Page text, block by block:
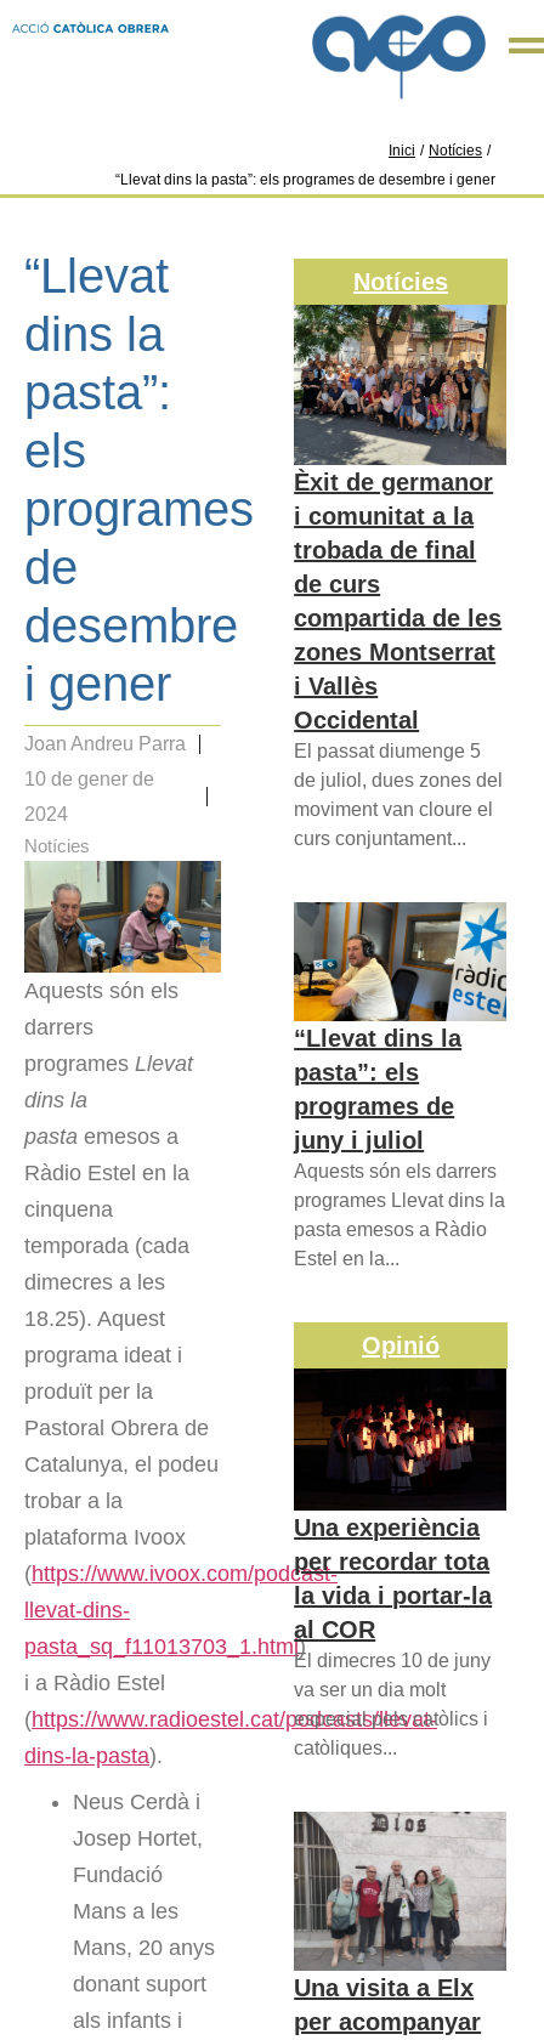
Inici / Notícies /
“Llevat dins la pasta”: els programes de desembre i gener
“Llevat
dins la
pasta”:
els
programes
de
desembre
i gener
Joan Andreu Parra
10 de gener de
2024
Notícies
Aquests són els
darrers
programes Llevat
dins la
pasta emesos a
Ràdio Estel en la
cinquena
temporada (cada
dimecres a les
18.25). Aquest
programa ideat i
produït per la
Pastoral Obrera de
Catalunya, el podeu
trobar a la
plataforma Ivoox
(https://www.ivoox.com/podcast-
llevat-dins-
pasta_sq_f11013703_1.html)
i a Ràdio Estel
(https://www.radioestel.cat/podcasts/llevat-
dins-la-pasta).
Neus Cerdà i
Josep Hortet,
Fundació
Mans a les
Mans, 20 anys
donant suport
als infants i
Notícies
Èxit de germanor
i comunitat a la
trobada de final
de curs
compartida de les
zones Montserrat
i Vallès
Occidental
El passat diumenge 5
de juliol, dues zones del
moviment van cloure el
curs conjuntament...
“Llevat dins la
pasta”: els
programes de
juny i juliol
Aquests són els darrers
programes Llevat dins la
pasta emesos a Ràdio
Estel en la...
Opinió
Una experiència
per recordar tota
la vida i portar-la
al COR
El dimecres 10 de juny
va ser un dia molt
especial pels catòlics i
catòliques...
Una visita a Elx
per acompanyar